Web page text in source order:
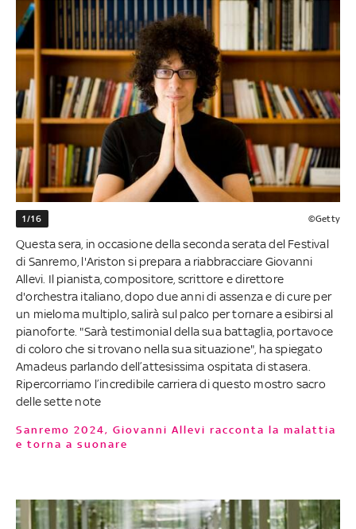
1/16 ©Getty
Questa sera, in occasione della seconda serata del Festival
di Sanremo, l'Ariston si prepara a riabbracciare Giovanni
Allevi. Il pianista, compositore, scrittore e direttore
d'orchestra italiano, dopo due anni di assenza e di cure per
un mieloma multiplo, salirà sul palco per tornare a esibirsi al
pianoforte. "Sarà testimonial della sua battaglia, portavoce
di coloro che si trovano nella sua situazione", ha spiegato
Amadeus parlando dell’attesissima ospitata di stasera.
Ripercorriamo l’incredibile carriera di questo mostro sacro
delle sette note
Sanremo 2024, Giovanni Allevi racconta la malattia
e torna a suonare